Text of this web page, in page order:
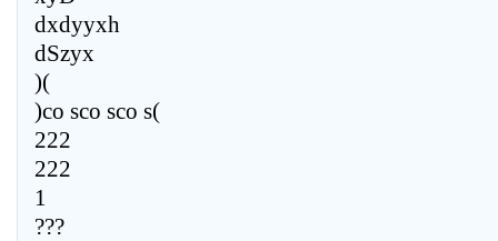
dxdyyxh
dSzyx
)(
)co sco sco s(
222
222
1
???